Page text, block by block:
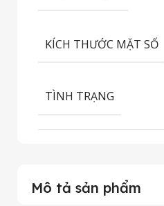
Mô tả sản phẩm
KÍCH THƯỚC MẶT SỐ
TÌNH TRẠNG